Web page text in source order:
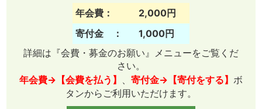
年会費：
2,000円
寄付金 ：
1,000円
詳細は『会費・募金のお願い』メニューをご覧くだ
さい。
年会費→【会費を払う】
寄付金→【寄付をする】 ボ
タンからご利用いただけます。